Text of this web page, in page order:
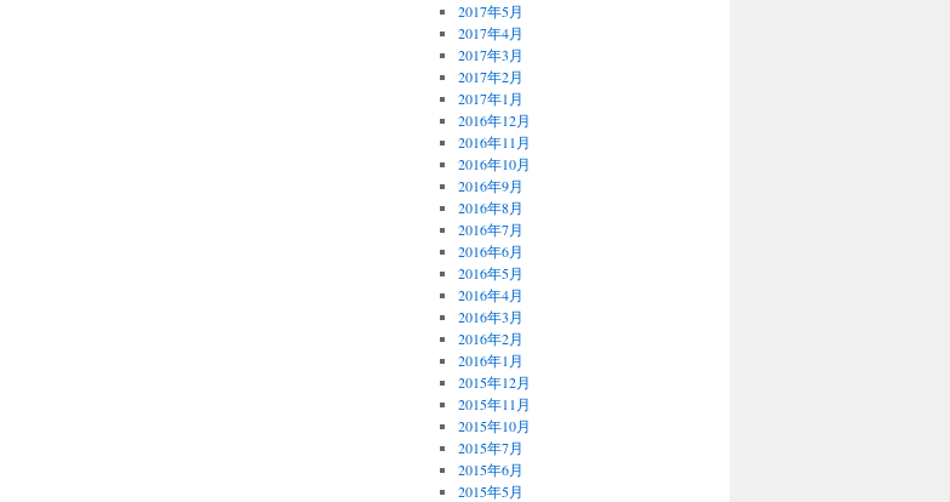
2017年5月
2017年4月
2017年3月
2017年2月
2017年1月
2016年12月
2016年11月
2016年10月
2016年9月
2016年8月
2016年7月
2016年6月
2016年5月
2016年4月
2016年3月
2016年2月
2016年1月
2015年12月
2015年11月
2015年10月
2015年7月
2015年6月
2015年5月